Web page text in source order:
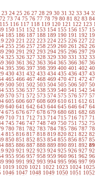
23 24 25 26 27 28 29 30 31 32 33 34
72 73 74 75 76 77 78 79 80 81 82 83 84
115 116 117 118 119 120 121 122 123
150 151 152 153 154 155 156 157
185 186 187 188 189 190 191 192
220 221 222 223 224 225 226 227
255 256 257 258 259 260 261 262
290 291 292 293 294 295 296 297
325 326 327 328 329 330 331 332
360 361 362 363 364 365 366 367
395 396 397 398 399 400 401 402
430 431 432 433 434 435 436 437
465 466 467 468 469 470 471 472
500 501 502 503 504 505 506 507
535 536 537 538 539 540 541 542
570 571 572 573 574 575 576 577
605 606 607 608 609 610 611 612
640 641 642 643 644 645 646 647
675 676 677 678 679 680 681 682
710 711 712 713 714 715 716 717
745 746 747 748 749 750 751 752
780 781 782 783 784 785 786 787
815 816 817 818 819 820 821 822
850 851 852 853 854 855 856 857
885 886 887 888 889 890 891 892
920 921 922 923 924 925 926 927
955 956 957 958 959 960 961 962
990 991 992 993 994 995 996 997
1019 1020 1021 1022 1023 1024 1025
1046 1047 1048 1049 1050 1051 1052